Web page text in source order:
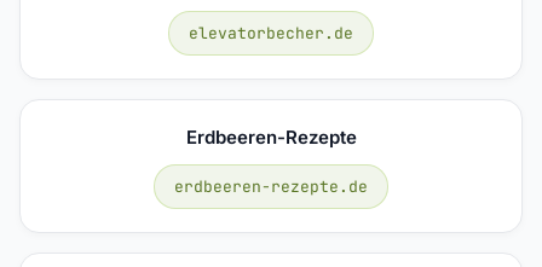
elevatorbecher.de
Erdbeeren-Rezepte
erdbeeren-rezepte.de